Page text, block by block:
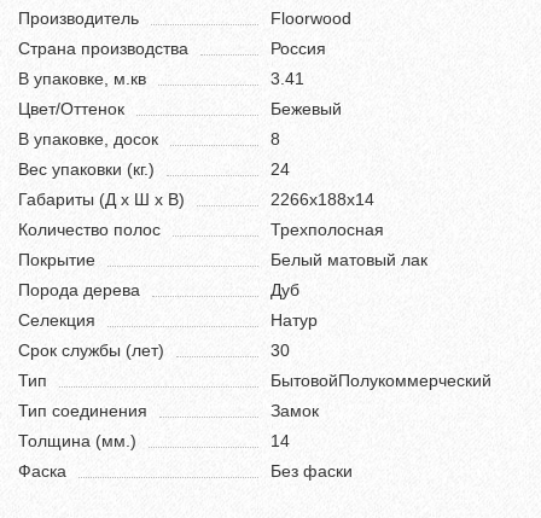
Производитель
Floorwood
Страна производства
Россия
В упаковке, м.кв
3.41
Цвет/Оттенок
Бежевый
В упаковке, досок
8
Вес упаковки (кг.)
24
Габариты (Д х Ш х В)
2266х188х14
Количество полос
Трехполосная
Покрытие
Белый матовый лак
Порода дерева
Дуб
Селекция
Натур
Срок службы (лет)
30
Тип
БытовойПолукоммерческий
Тип соединения
Замок
Толщина (мм.)
14
Фаска
Без фаски